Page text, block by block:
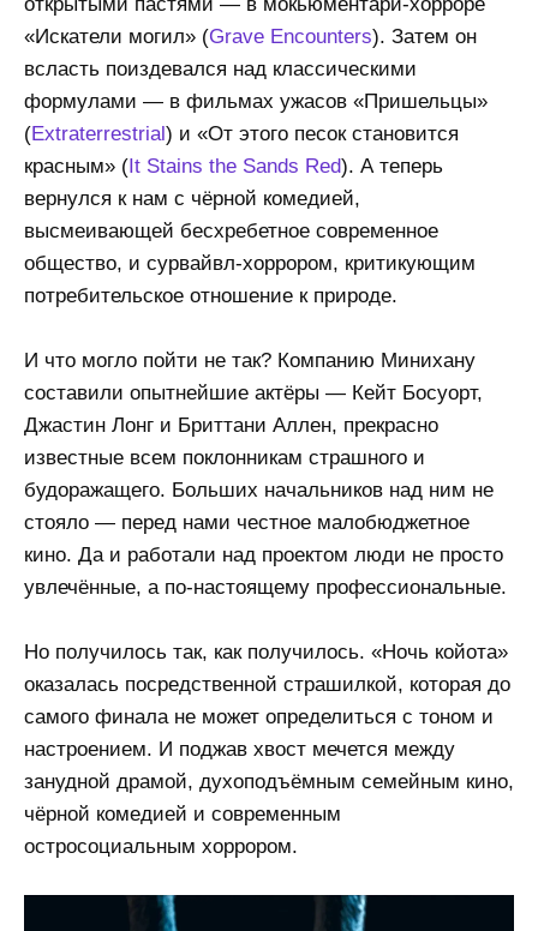
«Искатели могил» (Grave Encounters). Затем он
всласть поиздевался над классическими
формулами — в фильмах ужасов «Пришельцы»
(Extraterrestrial) и «От этого песок становится
красным» (It Stains the Sands Red). А теперь
вернулся к нам с чёрной комедией,
высмеивающей бесхребетное современное
общество, и сурвайвл-хоррором, критикующим
потребительское отношение к природе.
И что могло пойти не так? Компанию Минихану
составили опытнейшие актёры — Кейт Босуорт,
Джастин Лонг и Бриттани Аллен, прекрасно
известные всем поклонникам страшного и
будоражащего. Больших начальников над ним не
стояло — перед нами честное малобюджетное
кино. Да и работали над проектом люди не просто
увлечённые, а по-настоящему профессиональные.
Но получилось так, как получилось. «Ночь койота»
оказалась посредственной страшилкой, которая до
самого финала не может определиться с тоном и
настроением. И поджав хвост мечется между
занудной драмой, духоподъёмным семейным кино,
чёрной комедией и современным
остросоциальным хоррором.